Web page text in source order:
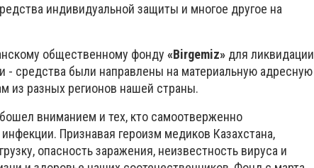
индивидуальной защиты и многое другое на
общественному фонду «Birgemiz» для ликвидации
- средства были направлены на материальную адресную
из разных регионов нашей страны.
вниманием и тех, кто самоотверженно
Признавая героизм медиков Казахстана,
опасность заражения, неизвестность вируса и